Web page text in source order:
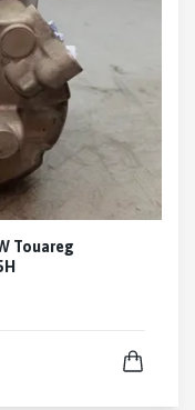
Touareg